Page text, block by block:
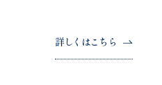
詳しくはこちら